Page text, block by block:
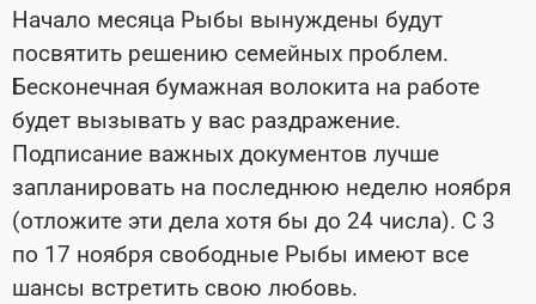
Начало месяца Рыбы вынуждены будут
посвятить решению семейных проблем.
Бесконечная бумажная волокита на работе
будет вызывать у вас раздражение.
Подписание важных документов лучше
запланировать на последнюю неделю ноября
(отложите эти дела хотя бы до 24 числа). С 3
по 17 ноября свободные Рыбы имеют все
шансы встретить свою любовь.